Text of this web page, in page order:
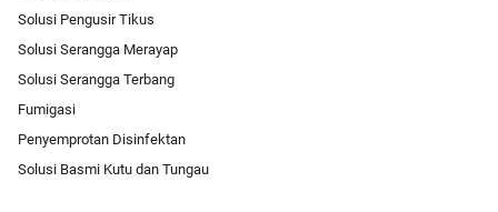
Solusi Pengusir Tikus
Solusi Serangga Merayap
Solusi Serangga Terbang
Fumigasi
Penyemprotan Disinfektan
Solusi Basmi Kutu dan Tungau